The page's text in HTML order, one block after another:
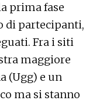
prima fase
di partecipanti,
Fra i siti
maggiore
(Ugg) e un
ma si stanno